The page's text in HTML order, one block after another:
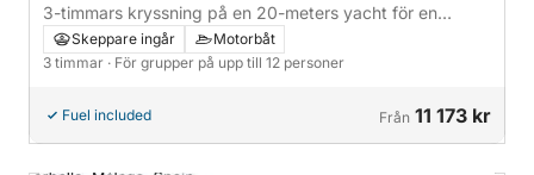
3-timmars kryssning på en 20-meters yacht för en
avkopplande tur
Skeppare ingår
Motorbåt
3 timmar · För grupper på upp till 12 personer
Fuel included Från 11 173 kr